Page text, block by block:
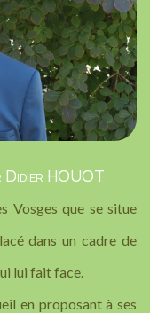
Didier HOUOT
Vosges que se situe
dans un cadre de
lui fait face.
en proposant à ses